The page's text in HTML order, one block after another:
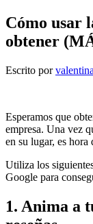
Cómo usar
obtener
Escrito porvalentina
Esperamos que
empresa. Una vez
en su lugar, es
Utiliza los
Google para
1. Anima a